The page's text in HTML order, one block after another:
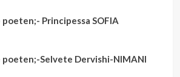
Principessa SOFIA
poeten;-Selvete Dervishi-NIMANI